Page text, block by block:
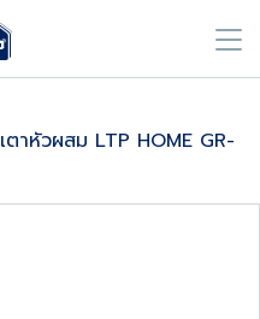
เตาหัวผสม LTP HOME GR-